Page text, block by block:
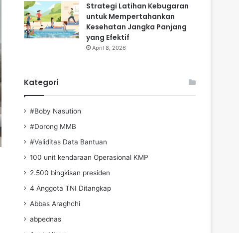
Strategi Latihan Kebugaran
untuk Mempertahankan
Kesehatan Jangka Panjang
yang Efektif
April 8, 2026
Kategori
#Boby Nasution
#Dorong MMB
#Validitas Data Bantuan
100 unit kendaraan Operasional KMP
2.500 bingkisan presiden
4 Anggota TNI Ditangkap
Abbas Araghchi
abpednas